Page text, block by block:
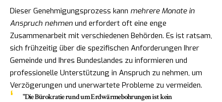
Dieser Genehmigungsprozess kann mehrere Monate in
Anspruch nehmen und erfordert oft eine enge
Zusammenarbeit mit verschiedenen Behörden. Es ist ratsam,
sich frühzeitig über die spezifischen Anforderungen Ihrer
Gemeinde und Ihres Bundeslandes zu informieren und
professionelle Unterstützung in Anspruch zu nehmen, um
Verzögerungen und unerwartete Probleme zu vermeiden.
"Die Bürokratie rund um Erdwärmebohrungen ist kein